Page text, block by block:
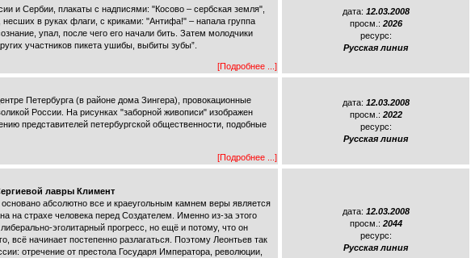
и Сербии, плакаты с надписями: "Косово – сербская земля",
в руках флаги, с криками: "Антифа!" – напала группа
упал, после чего его начали бить. Затем молодчики
участников пикета ушибы, выбиты зубы”.
[Подробнее ...]
дата: 12.03.2008
просм.: 2026
ресурс:
Русская линия
Петербурга (в районе дома Зингера), провокационные
России. На рисунках "заборной живописи" изображен
представителей петербургской общественности, подобные
[Подробнее ...]
дата: 12.03.2008
просм.: 2022
ресурс:
Русская линия
лавры Климент
абсолютно все и краеугольным камнем веры является
на страхе человека перед Создателем. Именно из-за этого
эголитарный прогресс, но ещё и потому, что он
всё начинает постепенно разлагаться. Поэтому Леонтьев так
отречение от престола Государя Императора, революции,
дата: 12.03.2008
просм.: 2044
ресурс:
Русская линия